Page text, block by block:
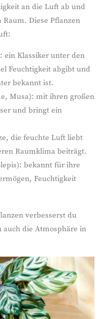
an die Luft ab und
Diese Pflanzen
ein Klassiker unter den
Feuchtigkeit abgibt und
bekannt ist.
Musa): mit ihren großen
und bringt ein
die feuchte Luft liebt
Raumklima beiträgt.
bekannt für ihre
Feuchtigkeit
verbesserst du
die Atmosphäre in